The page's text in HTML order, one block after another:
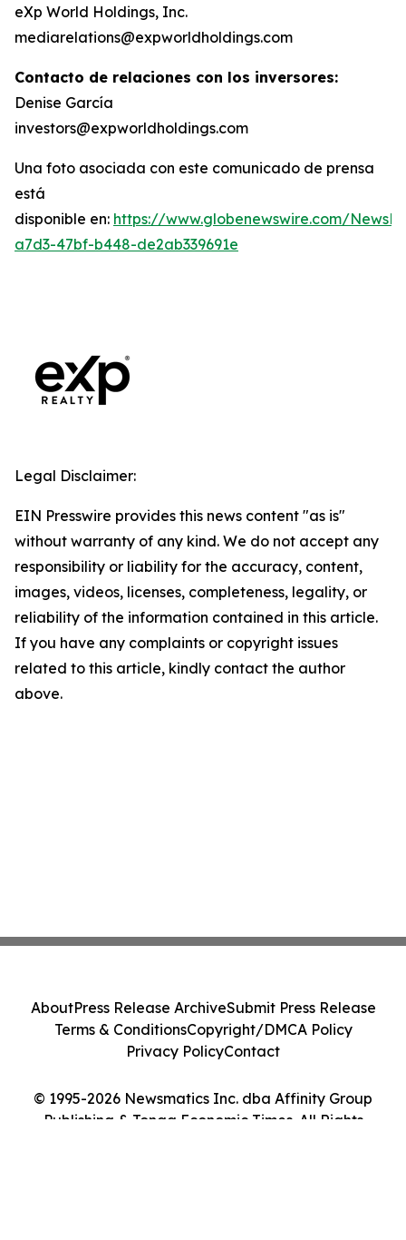
eXp World Holdings, Inc.
mediarelations@expworldholdings.com
Contacto de relaciones con los inversores:
Denise García
investors@expworldholdings.com
Una foto asociada con este comunicado de prensa
está
disponible en: https://www.globenewswire.com/
a7d3-47bf-b448-de2ab339691e
Legal Disclaimer:
EIN Presswire provides this news content "as is"
without warranty of any kind. We do not accept any
responsibility or liability for the accuracy, content,
images, videos, licenses, completeness, legality, or
reliability of the information contained in this article.
If you have any complaints or copyright issues
related to this article, kindly contact the author
above.
© 1995-2026 Newsmatics Inc. dba Affinity Group
Publishing & Tonga Economic Times. All Rights
AboutPress Release ArchiveSubmit Press Release
Terms & ConditionsCopyright/DMCA Policy
Privacy PolicyContact